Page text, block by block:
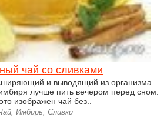
чай со сливками
и выводящий из организма
лучше пить вечером перед сном.
изображен чай без..
Имбирь, Сливки